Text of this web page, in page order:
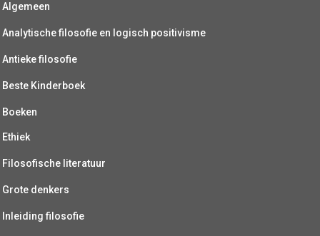
Algemeen
Analytische filosofie en logisch positivisme
Antieke filosofie
Beste Kinderboek
Boeken
Ethiek
Filosofische literatuur
Grote denkers
Inleiding filosofie